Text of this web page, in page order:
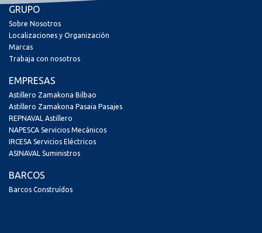
GRUPO
Sobre Nosotros
Localizaciones y Organización
Marcas
Trabaja con nosotros
EMPRESAS
Astillero Zamakona Bilbao
Astillero Zamakona Pasaia Pasajes
REPNAVAL Astillero
NAPESCA Servicios Mecánicos
IRCESA Servicios Eléctricos
ASINAVAL Suministros
BARCOS
Barcos Construídos